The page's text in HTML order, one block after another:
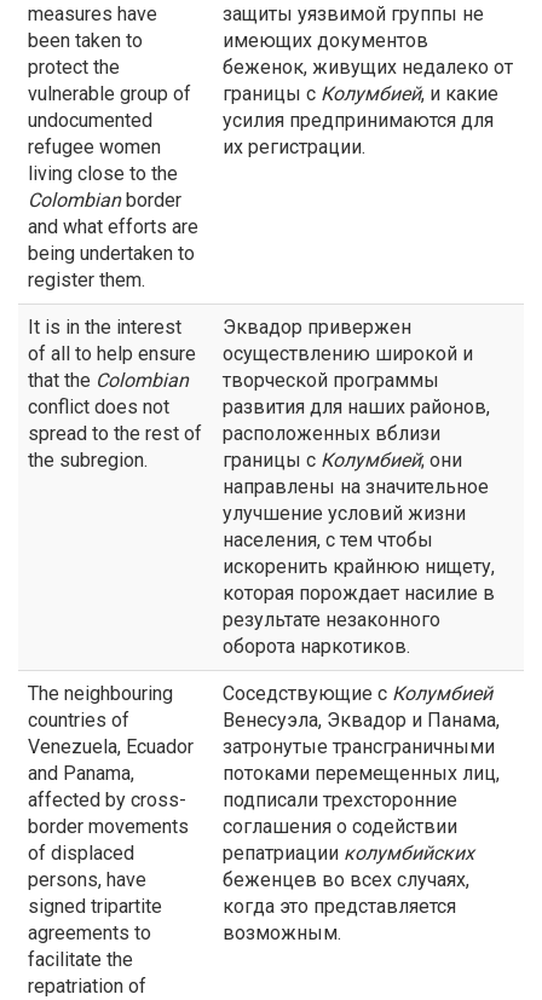
measures have
been taken to
protect the
vulnerable group of
undocumented
refugee women
living close to the
Colombianborder
and what efforts are
being undertaken to
register them.
защиты уязвимой группы не
имеющих документов
беженок, живущих недалеко от
границы с Колумбией, и какие
усилия предпринимаются для
их регистрации.
It is in the interest
of all to help ensure
that the Colombian
conflict does not
spread to the rest of
the subregion.
Эквадор привержен
осуществлению широкой и
творческой программы
развития для наших районов,
расположенных вблизи
границы с Колумбией; они
направлены на значительное
улучшение условий жизни
населения, с тем чтобы
искоренить крайнюю нищету,
которая порождает насилие в
результате незаконного
оборота наркотиков.
The neighbouring
countries of
Venezuela, Ecuador
and Panama,
affected by cross-
border movements
of displaced
persons, have
signed tripartite
agreements to
facilitate the
repatriation of
Соседствующие с Колумбией
Венесуэла, Эквадор и Панама,
затронутые трансграничными
потоками перемещенных лиц,
подписали трехсторонние
соглашения о содействии
репатриации колумбийских
беженцев во всех случаях,
когда это представляется
возможным.